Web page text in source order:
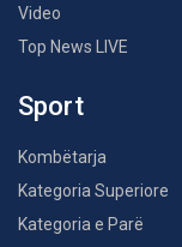
Video
Top News LIVE
Sport
Kombëtarja
Kategoria Superiore
Kategoria e Parë